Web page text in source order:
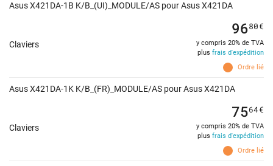
Asus X421DA-1B K/B_(UI)_MODULE/AS pour Asus X421DA
Claviers
Ordre lié
9680€
y compris 20% de TVA
plus frais d'expédition
Asus X421DA-1K K/B_(FR)_MODULE/AS pour Asus X421DA
Claviers
Ordre lié
7564€
y compris 20% de TVA
plus frais d'expédition